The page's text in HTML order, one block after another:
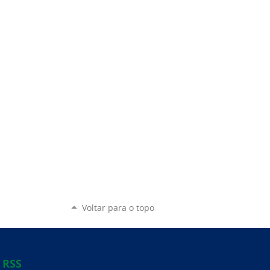
Voltar para o topo
RSS